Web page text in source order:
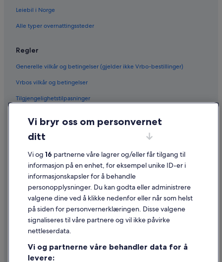
Leiebil i Norge
Alle typer overnattingssteder
Regler
Generelle vilkår og betingelser (gjelder ikke Vrbo-bestillinger)
Vrbos vilkår og betingelser
Tilgjengelighetstilpasninger
Informasjonskapsler
Juridisk informasjon / kontakt oss
Retningslinjer for innhold og rapportering av innhold
Hjelp
Kontakt oss
Avbestille eller endre bestillingen
Refusjonsprosessen og tidsrammer for refusjon
Vi bryr oss om personvernet
ditt
Vi og 16 partnerne våre lagrer og/eller får tilgang til
informasjon på en enhet, for eksempel unike ID-er i
informasjonskapsler for å behandle
personopplysninger. Du kan godta eller administrere
valgene dine ved å klikke nedenfor eller når som helst
på siden for personvernerklæringen. Disse valgene
signaliseres til våre partnere og vil ikke påvirke
nettleserdata.
Vi og partnerne våre behandler data for å
levere: